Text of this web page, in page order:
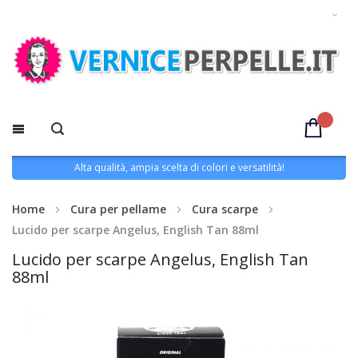
Alta qualità, ampia scelta di colori e versatilità!
Home Cura per pellame
Cura scarpe
Lucido per scarpe Angelus, English Tan 88ml
Lucido per scarpe Angelus, English Tan
88ml